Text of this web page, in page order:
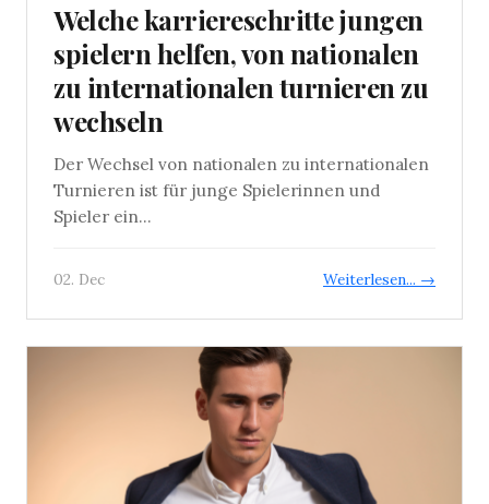
Welche karriereschritte jungen
spielern helfen, von nationalen
zu internationalen turnieren zu
wechseln
Der Wechsel von nationalen zu internationalen
Turnieren ist für junge Spielerinnen und
Spieler ein...
02. Dec Weiterlesen... →